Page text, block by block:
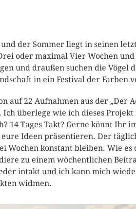
der Sommer liegt in seinen
oder maximal Vier Wochen
und draußen suchen die Vögel
in ein Festival der Farben
auf 22 Aufnahmen aus der „Der
überlege wie ich dieses Projekt
14 Tages Takt? Gerne könnt Ihr
Ideen präsentieren. Der
Wochen konstant bleiben. Wie es
zu einem wöchentlichen
intakt und ich kann mich
widmen.